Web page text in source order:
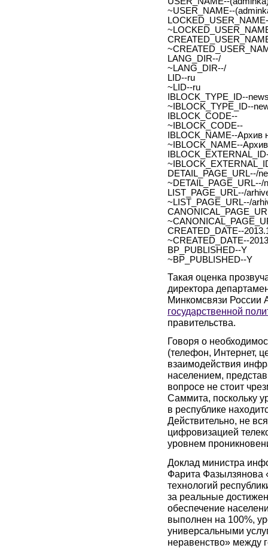
~USER_NAME--
LANG_DIR--/
~LANG_DIR--/
LID--ru
~LID--ru
IBLOCK_TYPE_ID--
~IBLOCK_TYPE_ID--
IBLOCK_CODE--
~IBLOCK_CODE--
IBLOCK_NAME--Архив
~IBLOCK_NAME--
DETAIL_PAGE_URL--/
~DETAIL_PAGE_URL--/
LIST_PAGE_URL--/
~LIST_PAGE_URL--/
CREATED_DATE--
~CREATED_DATE--
BP_PUBLISHED--Y
~BP_PUBLISHED--Y
Такая оценка
директора
Минкомсвязи
государственной
правительства.
Говоря о
(телефон, Интернет,
взаимодействия
населением,
вопросе не стоит
Саммита, поскольку
в республике
Действительно, не
цифровизацией
уровнем
Доклад министра
Фарита Фазылзянова
технологий
за реальные
обеспечение
выполнен на 100%,
универсальными
неравенство» между